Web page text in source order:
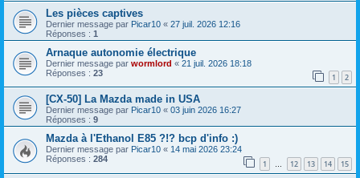
Les pièces captives
Dernier message par Picar10 « 27 juil. 2026 12:16
Réponses : 1
Arnaque autonomie électrique
Dernier message par wormlord « 21 juil. 2026 18:18
Réponses : 23 1 2
[CX-50] La Mazda made in USA
Dernier message par Picar10 « 03 juin 2026 16:27
Réponses : 9
Mazda à l'Ethanol E85 ?!? bcp d'info :)
Dernier message par Picar10 « 14 mai 2026 23:24
Réponses : 284 1 … 12 13 14 15